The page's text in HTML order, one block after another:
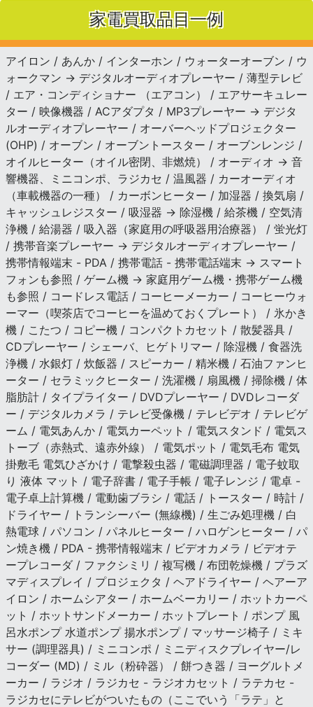
家電買取品目一例
アイロン / あんか / インターホン / ウォーターオーブン / ウ
ォークマン → デジタルオーディオプレーヤー / 薄型テレビ
/ エア・コンディショナー （エアコン） / エアサーキュレー
ター / 映像機器 / ACアダプタ / MP3プレーヤー → デジタ
ルオーディオプレーヤー / オーバーヘッドプロジェクター
(OHP) / オーブン / オーブントースター / オーブンレンジ /
オイルヒーター（オイル密閉、非燃焼） / オーディオ → 音
響機器、ミニコンポ、ラジカセ / 温風器 / カーオーディオ
（車載機器の一種） / カーボンヒーター / 加湿器 / 換気扇 /
キャッシュレジスター / 吸湿器 → 除湿機 / 給茶機 / 空気清
浄機 / 給湯器 / 吸入器（家庭用の呼吸器用治療器） / 蛍光灯
/ 携帯音楽プレーヤー → デジタルオーディオプレーヤー /
携帯情報端末 - PDA / 携帯電話 - 携帯電話端末 → スマート
フォンも参照 / ゲーム機 → 家庭用ゲーム機・携帯ゲーム機
も参照 / コードレス電話 / コーヒーメーカー / コーヒーウォ
ーマー（喫茶店でコーヒーを温めておくプレート） / 氷かき
機 / こたつ / コピー機 / コンパクトカセット / 散髪器具 /
CDプレーヤー / シェーバ、ヒゲトリマー / 除湿機 / 食器洗
浄機 / 水銀灯 / 炊飯器 / スピーカー / 精米機 / 石油ファンヒ
ーター / セラミックヒーター / 洗濯機 / 扇風機 / 掃除機 / 体
脂肪計 / タイプライター / DVDプレーヤー / DVDレコーダ
ー / デジタルカメラ / テレビ受像機 / テレビデオ / テレビゲ
ーム / 電気あんか / 電気カーペット / 電気スタンド / 電気ス
トーブ（赤熱式、遠赤外線） / 電気ポット / 電気毛布 電気
掛敷毛 電気ひざかけ / 電撃殺虫器 / 電磁調理器 / 電子蚊取
り 液体 マット / 電子辞書 / 電子手帳 / 電子レンジ / 電卓 -
電子卓上計算機 / 電動歯ブラシ / 電話 / トースター / 時計 /
ドライヤー / トランシーバー (無線機) / 生ごみ処理機 / 白
熱電球 / パソコン / パネルヒーター / ハロゲンヒーター / パ
ン焼き機 / PDA - 携帯情報端末 / ビデオカメラ / ビデオテ
ープレコーダ / ファクシミリ / 複写機 / 布団乾燥機 / プラズ
マディスプレイ / プロジェクタ / ヘアドライヤー / ヘアーア
イロン / ホームシアター / ホームベーカリー / ホットカーペ
ット / ホットサンドメーカー / ホットプレート / ポンプ 風
呂水ポンプ 水道ポンプ 揚水ポンプ / マッサージ椅子 / ミキ
サー (調理器具) / ミニコンポ / ミニディスクプレイヤー/レ
コーダー (MD) / ミル（粉砕器） / 餅つき器 / ヨーグルトメ
ーカー / ラジオ / ラジカセ - ラジオカセット / ラテカセ -
ラジカセにテレビがついたもの（ここでいう「ラテ」と